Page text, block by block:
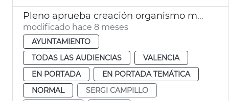
Pleno aprueba creación organismo municipal València Sostenible
modificado hace 8 meses
AYUNTAMIENTO
TODAS LAS AUDIENCIAS
VALENCIA
EN PORTADA
EN PORTADA TEMÁTICA
NORMAL
SERGI CAMPILLO